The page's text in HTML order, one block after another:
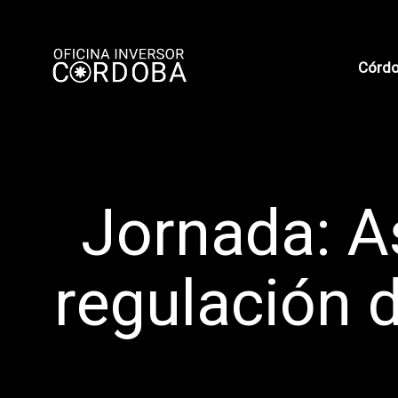
Jornada:
regulación